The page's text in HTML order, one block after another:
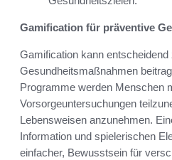
Gamification für präventive
Gamification kann
Gesundheitsmaßnahmen
Programme werden Menschen
Vorsorgeuntersuchungen
Lebensweisen anzunehmen.
Information und spielerischen
einfacher, Bewusstsein für